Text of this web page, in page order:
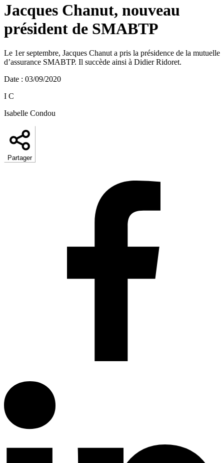
Jacques Chanut, nouveau
président de SMABTP
Le 1er septembre, Jacques Chanut a pris la présidence de la mutuelle
d’assurance SMABTP. Il succède ainsi à Didier Ridoret.
Date : 03/09/2020
I C
Isabelle Condou
Partager